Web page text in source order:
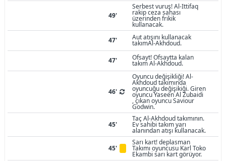
49'
Serbest vuruş! Al-Ittifaq
rakip ceza sahası
üzerinden frikik
kullanacak.
47'
Aut atışını kullanacak
takımAl-Akhdoud.
47'
Ofsayt! Ofsaytta kalan
takım Al-Akhdoud.
46'
Oyuncu değişikliği! Al-
Akhdoud takımında
oyuncuğu değişikiği. Giren
oyuncu Yaseen Al Zubaidi
, çıkan oyuncu Saviour
Godwin.
45'
Taç Al-Akhdoud takımının.
Ev sahibi takım yarı
alanından atışı kullanacak.
45'
Sarı kart! deplasman
Takımı oyuncusu Karl Toko
Ekambi sarı kart görüyor.